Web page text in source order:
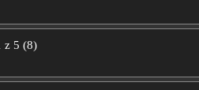
z 5 (8)